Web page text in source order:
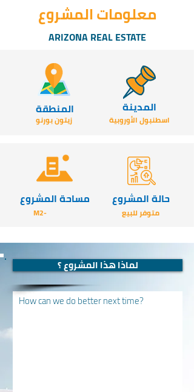
المنطقة
زيتون بورنو
المدينة
اسطنبول الأوروبية
مساحة المشروع
-M2
حالة المشروع
متوفر للبيع
معلومات المشروع
ARIZONA REAL ESTATE
How can we do better next time?
لماذا هذا المشروع ؟